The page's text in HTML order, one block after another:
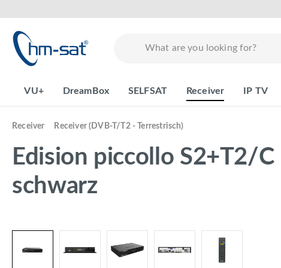
VU+ DreamBox SELFSAT Receiver IP TV
Receiver Receiver (DVB-T/T2 - Terrestrisch)
Edision piccollo S2+T2/
schwarz